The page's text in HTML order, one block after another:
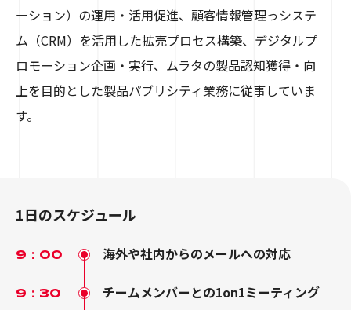
ーション）の運用・活用促進、顧客情報管理っシステ
ム（CRM）を活用した拡売プロセス構築、デジタルプ
ロモーション企画・実行、ムラタの製品認知獲得・向
上を目的とした製品パブリシティ業務に従事していま
す。
1日のスケジュール
9：00 海外や社内からのメールへの対応
9：30 チームメンバーとの1on1ミーティング